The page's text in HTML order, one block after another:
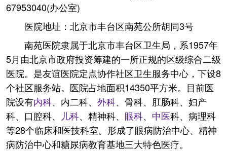
67953040(办公室)
医院地址：北京市丰台区南苑公所胡同3号
南苑医院隶属于北京市丰台区卫生局，系1957年
5月由北京市政府投资筹建的一所正规的区级综合二级
医院。是友谊医院定点协作社区卫生服务中心，下设8
个社区服务站。医院占地面积14350平方米。目前医
院设有内科、内二科、 外科、骨科、肛肠科、妇产
科、口腔科、
儿科、精神科、 眼科、 中医科、病理科
等28个临床和医技科室。形成了眼病防治中心、精神
病防治中心和糖尿病教育基地三大特色医疗。